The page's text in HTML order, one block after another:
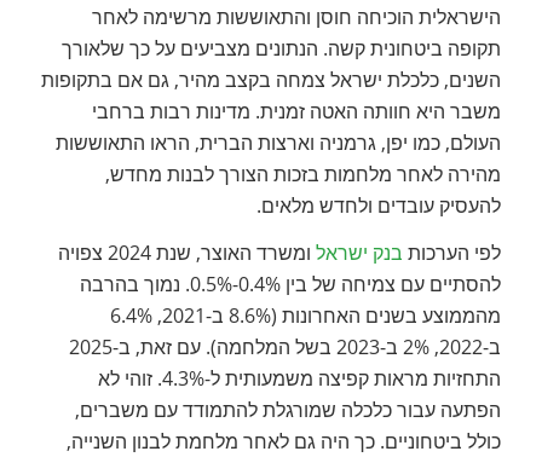
הישראלית הוכיחה חוסן והתאוששות מרשימה לאחר
תקופה ביטחונית קשה. הנתונים מצביעים על כך שלאורך
השנים, כלכלת ישראל צמחה בקצב מהיר, גם אם בתקופות
משבר היא חוותה האטה זמנית. מדינות רבות ברחבי
העולם, כמו יפן, גרמניה וארצות הברית, הראו התאוששות
מהירה לאחר מלחמות בזכות הצורך לבנות מחדש,
להעסיק עובדים ולחדש מלאים.
לפי הערכות בנק ישראל
ומשרד האוצר, שנת 2024 צפויה
להסתיים עם צמיחה של בין 0.4%-0.5%. נמוך בהרבה
מהממוצע בשנים האחרונות (8.6% ב-2021, 6.4%
ב-2022, 2% ב-2023 בשל המלחמה). עם זאת, ב-2025
התחזיות מראות קפיצה משמעותית ל-4.3%. זוהי לא
הפתעה עבור כלכלה שמורגלת להתמודד עם משברים,
כולל ביטחוניים. כך היה גם לאחר מלחמת לבנון השנייה,